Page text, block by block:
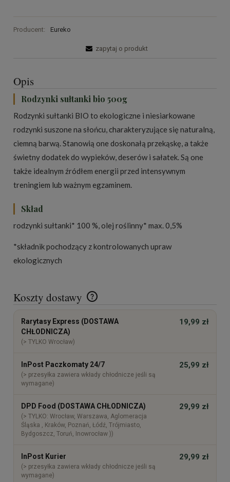
Producent: Eureko
zapytaj o produkt
Opis
Rodzynki sułtanki bio 500g
Rodzynki sułtanki BIO to ekologiczne i niesiarkowane
rodzynki suszone na słońcu, charakteryzujące się naturalną,
ciemną barwą. Stanowią one doskonałą przekąskę, a także
świetny dodatek do wypieków, deserów i sałatek. Są one
także idealnym źródłem energii przed intensywnym
treningiem lub ważnym egzaminem.
Skład
rodzynki sułtanki* 100 %, olej roślinny* max. 0,5%
*składnik pochodzący z kontrolowanych upraw
ekologicznych
Koszty dostawy
Cena nie zawiera ewentualnych kosztów płatności
Rarytasy Express (DOSTAWA
CHŁODNICZA)
(> TYLKO Wrocław)
19,99 zł
InPost Paczkomaty 24/7
(> przesyłka zawiera wkłady chłodnicze jeśli są
wymagane)
25,99 zł
DPD Food (DOSTAWA CHŁODNICZA)
(> TYLKO: Wrocław, Warszawa, Aglomeracja
Śląska , Kraków, Poznań, Łódź, Trójmiasto,
Bydgoszcz, Toruń, Inowrocław ))
29,99 zł
InPost Kurier
(> przesyłka zawiera wkłady chłodnicze jeśli są
wymagane)
29,99 zł